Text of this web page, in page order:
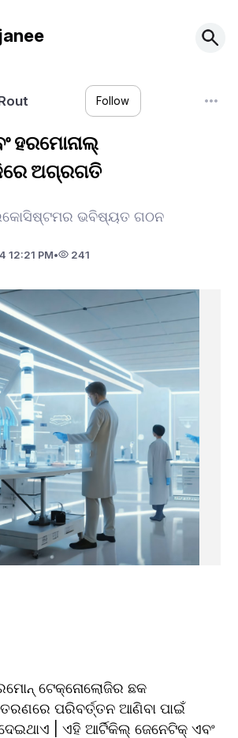
Follow
ହରମୋନାଲ୍
ଅଗ୍ରଗତି
ଭବିଷ୍ୟତ ଗଠନ
12:21 PM• 241
ଟେକ୍ନୋଲୋଜିର ଛକ
ପରିବର୍ତ୍ତନ ଆଣିବା ପାଇଁ
| ଏହି ଆର୍ଟିକିଲ୍ ଜେନେଟିକ୍ ଏବଂ